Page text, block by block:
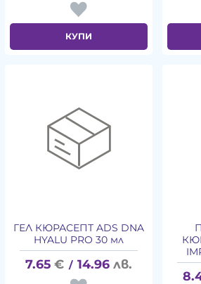
КУПИ
ГЕЛ КЮРАСЕПТ ADS DNA
HYALU PRO 30 мл
7.65 € / 14.96 лв.